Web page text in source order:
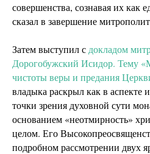
совершенства, сознавая их как
сказал в завершение
Затем выступил с докладом
Дорогобужский Исидор. Тему
чистоты веры и предания
владыка раскрыл как в аспекте
точки зрения духовной сути
основанием «неотмирность»
целом. Его
подробном рассмотрении двух